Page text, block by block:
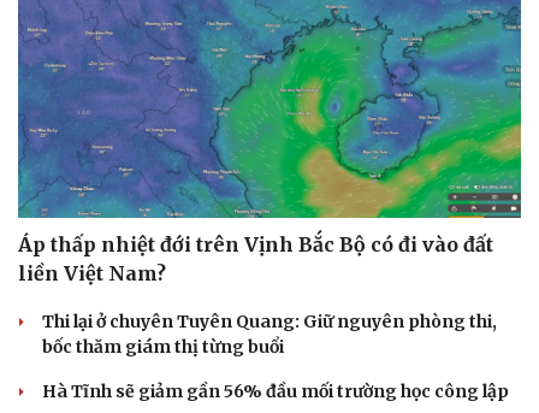
Văn hóa
Sân khấu - Điện ảnh
Văn học
Âm nhạc
Di sản
Giải trí
Nghệ sĩ
Thời trang
Sao Việt
Áp thấp nhiệt đới trên Vịnh Bắc Bộ có đi vào đất
liền Việt Nam?
Thi lại ở chuyên Tuyên Quang: Giữ nguyên phòng thi,
bốc thăm giám thị từng buổi
Hà Tĩnh sẽ giảm gần 56% đầu mối trường học công lập